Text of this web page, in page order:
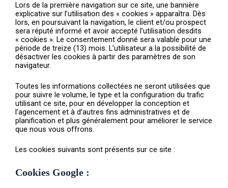
Lors de la première navigation sur ce site, une bannière
explicative sur l’utilisation des « cookies » apparaîtra. Dès
lors, en poursuivant la navigation, le client et/ou prospect
sera réputé informé et avoir accepté l’utilisation desdits
« cookies ». Le consentement donné sera valable pour une
période de treize (13) mois. L’utilisateur a la possibilité de
désactiver les cookies à partir des paramètres de son
navigateur.
Toutes les informations collectées ne seront utilisées que
pour suivre le volume, le type et la configuration du trafic
utilisant ce site, pour en développer la conception et
l’agencement et à d’autres fins administratives et de
planification et plus généralement pour améliorer le service
que nous vous offrons.
Les cookies suivants sont présents sur ce site :
Cookies Google :